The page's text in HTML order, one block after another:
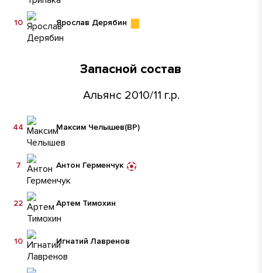
Ярослав Дерябин
10
Запасной состав
Альянс 2010/11 г.р.
Максим Челышев(ВР)
44
Антон Герменчук
7
Артем Тимохин
22
Игнатий Лавренов
10